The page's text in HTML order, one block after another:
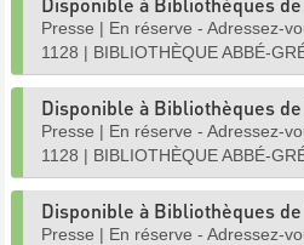
Presse | En réserve - Adressez-
1128 | BIBLIOTHÈQUE ABBÉ-
Disponible à Bibliothèques
Presse | En réserve - Adressez-
1128 | BIBLIOTHÈQUE ABBÉ-
Disponible à Bibliothèques
Presse | En réserve - Adressez-